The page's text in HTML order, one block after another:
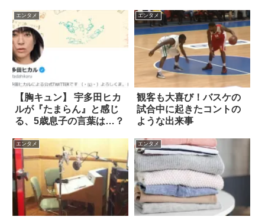
エンタメ
【胸キュン】 宇多田ヒカ
ルが『たまらん』と感じ
る、5歳息子の言葉は…？
エンタメ
観客も大喜び！バスケの
試合中に起きたコントの
ような出来事
エンタメ エンタメ